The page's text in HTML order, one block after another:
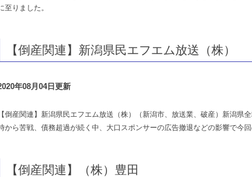
至りました。
【倒産関連】新潟県民エフエム放送（株）
年08月04日更新
【倒産関連】新潟県民エフエム放送（株）（新潟市、放送業、破産）新潟県
から苦戦、債務超過が続く中、大口スポンサーの広告撤退などの影響で今回
【倒産関連】（株）豊田